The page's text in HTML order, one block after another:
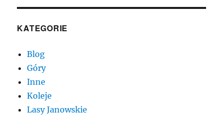
KATEGORIE
Blog
Góry
Inne
Koleje
Lasy Janowskie